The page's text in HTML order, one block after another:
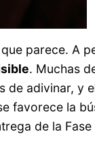
parece. A
. Muchas
de adivinar, y
favorece la
de la